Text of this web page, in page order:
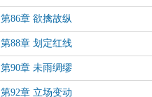
第86章 欲擒故纵
第88章 划定红线
第90章 未雨绸缪
第92章 立场变动